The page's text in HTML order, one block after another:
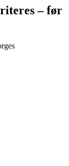
– før